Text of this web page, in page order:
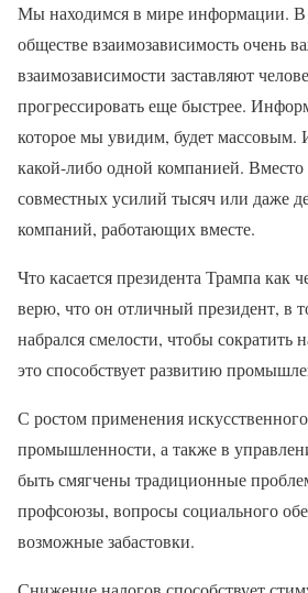
Мы находимся в мире информации.
обществе взаимозависимость очень
взаимозависимости заставляют
прогрессировать еще быстрее.
которое мы увидим, будет массовым.
какой-либо одной компанией. Вместо
совместных усилий тысяч или даже
компаний, работающих вместе.
Что касается президента Трампа как
верю, что он отличный президент, в
набрался смелости, чтобы сократить
это способствует развитию
С ростом применения
промышленности, а также в
быть смягчены традиционные
профсоюзы, вопросы социального
возможные забастовки.